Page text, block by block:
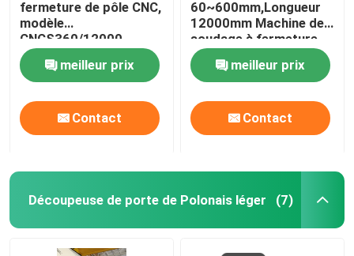
fermeture de pôle CNC,
modèle
CNCS360/12000
meilleur prix
Contact
60~600mm,Longueur
12000mm Machine de
soudage à fermeture
de pôle léger CNC
meilleur prix
Contact
Découpeuse de porte de Polonais léger (7)